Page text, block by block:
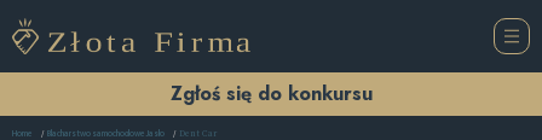
Zgłoś się do konkursu
Home Blacharstwo samochodowe Jasło Dent Car